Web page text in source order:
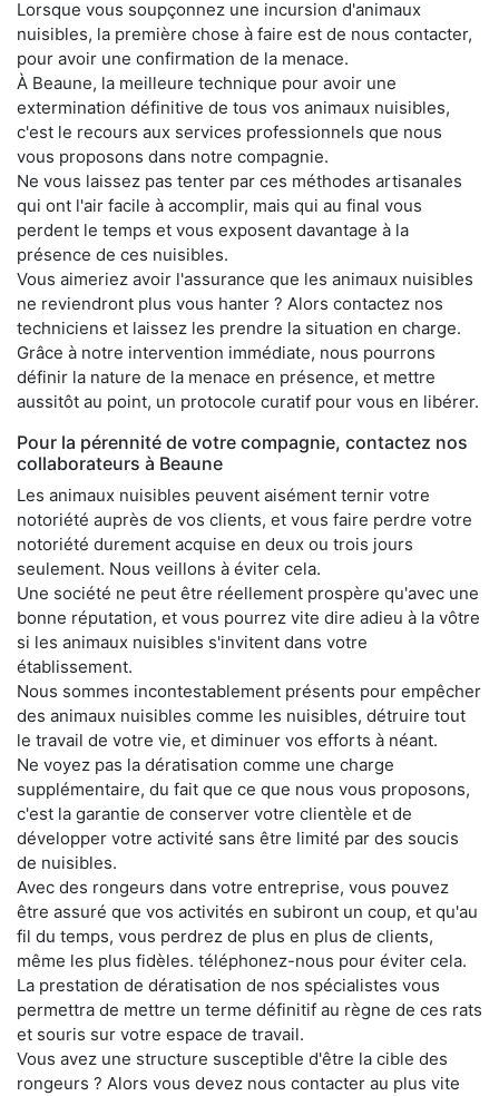
Lorsque vous soupçonnez une incursion d'animaux
nuisibles, la première chose à faire est de nous contacter,
pour avoir une confirmation de la menace.
À Beaune, la meilleure technique pour avoir une
extermination définitive de tous vos animaux nuisibles,
c'est le recours aux services professionnels que nous
vous proposons dans notre compagnie.
Ne vous laissez pas tenter par ces méthodes artisanales
qui ont l'air facile à accomplir, mais qui au final vous
perdent le temps et vous exposent davantage à la
présence de ces nuisibles.
Vous aimeriez avoir l'assurance que les animaux nuisibles
ne reviendront plus vous hanter ? Alors contactez nos
techniciens et laissez les prendre la situation en charge.
Grâce à notre intervention immédiate, nous pourrons
définir la nature de la menace en présence, et mettre
aussitôt au point, un protocole curatif pour vous en libérer.
Pour la pérennité de votre compagnie, contactez nos
collaborateurs à Beaune
Les animaux nuisibles peuvent aisément ternir votre
notoriété auprès de vos clients, et vous faire perdre votre
notoriété durement acquise en deux ou trois jours
seulement. Nous veillons à éviter cela.
Une société ne peut être réellement prospère qu'avec une
bonne réputation, et vous pourrez vite dire adieu à la vôtre
si les animaux nuisibles s'invitent dans votre
établissement.
Nous sommes incontestablement présents pour empêcher
des animaux nuisibles comme les nuisibles, détruire tout
le travail de votre vie, et diminuer vos efforts à néant.
Ne voyez pas la dératisation comme une charge
supplémentaire, du fait que ce que nous vous proposons,
c'est la garantie de conserver votre clientèle et de
développer votre activité sans être limité par des soucis
de nuisibles.
Avec des rongeurs dans votre entreprise, vous pouvez
être assuré que vos activités en subiront un coup, et qu'au
fil du temps, vous perdrez de plus en plus de clients,
même les plus fidèles. téléphonez-nous pour éviter cela.
La prestation de dératisation de nos spécialistes vous
permettra de mettre un terme définitif au règne de ces rats
et souris sur votre espace de travail.
Vous avez une structure susceptible d'être la cible des
rongeurs ? Alors vous devez nous contacter au plus vite